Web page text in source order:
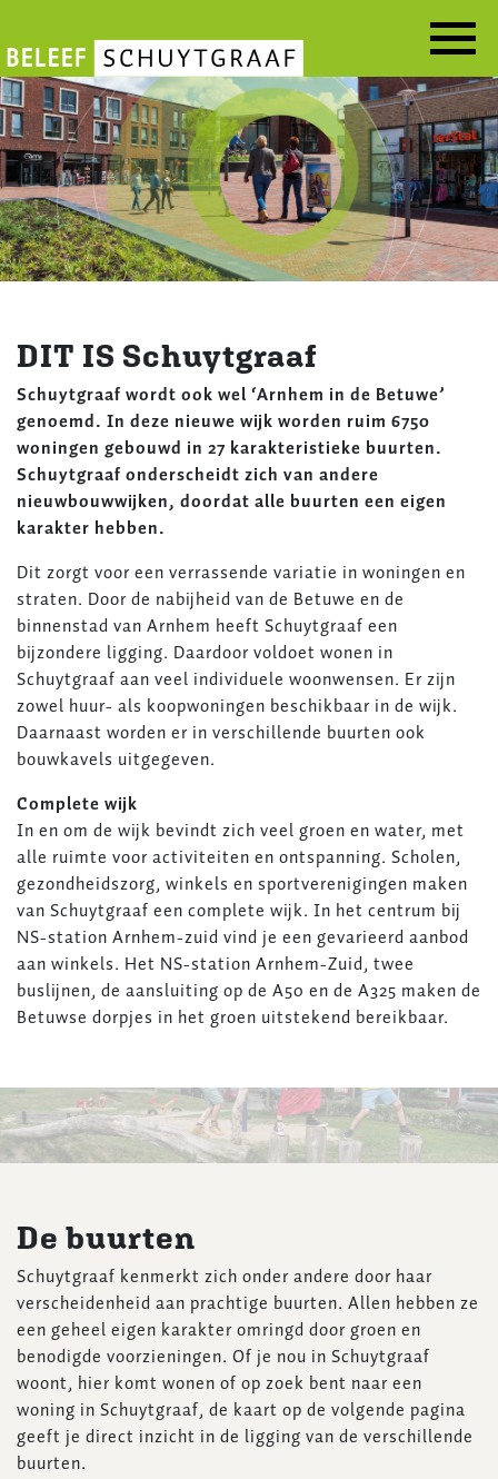
en
naar
de
inhoud
gaan
Schuytgraaf
DIT IS Schuytgraaf
Schuytgraaf wordt ook wel ‘Arnhem in de Betuwe’
genoemd. In deze nieuwe wijk worden ruim 6750
woningen gebouwd in 27 karakteristieke buurten.
Schuytgraaf onderscheidt zich van andere
nieuwbouwwijken, doordat alle buurten een eigen
karakter hebben.
Dit zorgt voor een verrassende variatie in woningen en
straten. Door de nabijheid van de Betuwe en de
binnenstad van Arnhem heeft Schuytgraaf een
bijzondere ligging. Daardoor voldoet wonen in
Schuytgraaf aan veel individuele woonwensen. Er zijn
zowel huur- als koopwoningen beschikbaar in de wijk.
Daarnaast worden er in verschillende buurten ook
bouwkavels uitgegeven.
Complete wijk
In en om de wijk bevindt zich veel groen en water, met
alle ruimte voor activiteiten en ontspanning. Scholen,
gezondheidszorg, winkels en sportverenigingen maken
van Schuytgraaf een complete wijk. In het centrum bij
NS-station Arnhem-zuid vind je een gevarieerd aanbod
aan winkels. Het NS-station Arnhem-Zuid, twee
buslijnen, de aansluiting op de A50 en de A325 maken de
Betuwse dorpjes in het groen uitstekend bereikbaar.
De buurten
Schuytgraaf kenmerkt zich onder andere door haar
verscheidenheid aan prachtige buurten. Allen hebben ze
een geheel eigen karakter omringd door groen en
benodigde voorzieningen. Of je nou in Schuytgraaf
woont, hier komt wonen of op zoek bent naar een
woning in Schuytgraaf, de kaart op de volgende pagina
geeft je direct inzicht in de ligging van de verschillende
buurten.